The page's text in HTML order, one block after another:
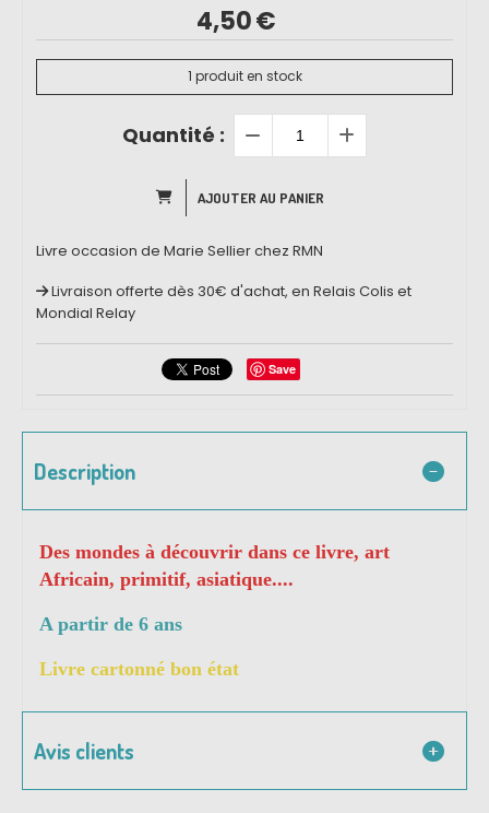
4,50€
1 produit en stock
Quantité :
AJOUTER AU PANIER
Livre occasion de Marie Sellier chez RMN
Livraison offerte dès 30€ d'achat, en Relais Colis et
Mondial Relay
Save
Description
Des mondes à découvrir dans ce livre, art
Africain, primitif, asiatique....
A partir de 6 ans
Livre cartonné bon état
Avis clients